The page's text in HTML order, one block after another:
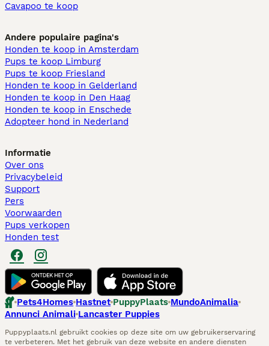
Cavapoo te koop
Andere populaire pagina's
Honden te koop in Amsterdam
Pups te koop Limburg​
Pups te koop Friesland​
Honden te koop in Gelderland
Honden te koop in Den Haag
Honden te koop in Enschede
Adopteer hond in Nederland
Informatie
Over ons
Privacybeleid
Support
Pers
Voorwaarden
Pups verkopen
Honden test
Pets4Homes Hastnet PuppyPlaats MundoAnimalia
Annunci Animali Lancaster Puppies
Puppyplaats.nl gebruikt cookies op deze site om uw gebruikerservaring
te verbeteren. Met het gebruik van deze website en andere diensten